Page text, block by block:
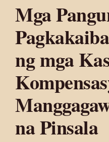
Mga
ng mga
na Pinsala